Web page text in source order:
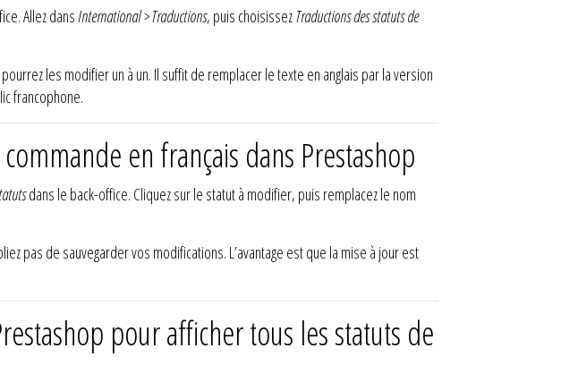
Allez dansInternational > Traductions, puis choisissezTraductions des statuts de
les modifier un à un. Il suffit de remplacer le texte en anglais par la version
francophone.
en français dans Prestashop
dans le back-office. Cliquez sur le statut à modifier, puis remplacez le nom
pas de sauvegarder vos modifications. L’avantage est que la mise à jour est
pour afficher tous les statuts de